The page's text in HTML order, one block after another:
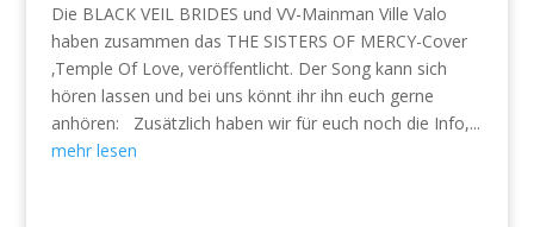
Die BLACK VEIL BRIDES und VV-Mainman Ville Valo
haben zusammen das THE SISTERS OF MERCY-Cover
‚Temple Of Love‚ veröffentlicht. Der Song kann sich
hören lassen und bei uns könnt ihr ihn euch gerne
anhören: Zusätzlich haben wir für euch noch die Info,...
mehr lesen